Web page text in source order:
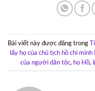
Bài viết này được đăng trong
lấy họ của chủ tịch hồ chí
của người dân tộc, họ Hồ,